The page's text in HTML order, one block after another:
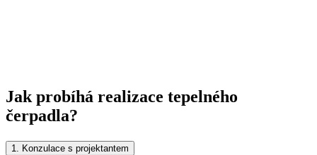
Jak probíhá realizace tepelného
čerpadla?
1. Konzulace s projektantem